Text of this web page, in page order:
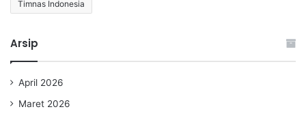
Timnas Indonesia
Arsip
April 2026
Maret 2026